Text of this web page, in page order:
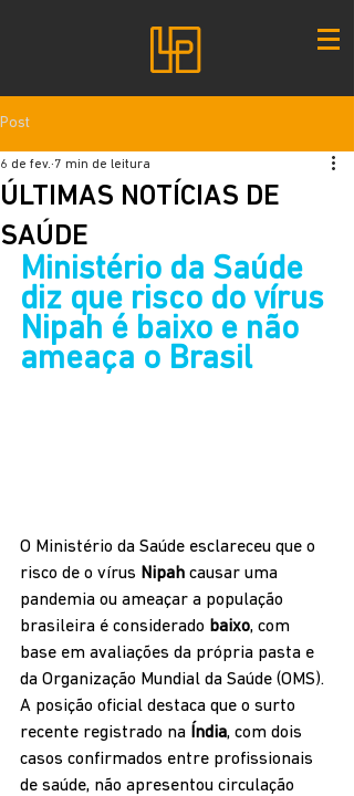
Post
ÚLTIMAS NOTÍCIAS DE
SAÚDE
6 de fev. 7 min de leitura
Ministério da Saúde
diz que risco do vírus
Nipah é baixo e não
ameaça o Brasil
O Ministério da Saúde esclareceu que o
risco de o vírus Nipah causar uma
pandemia ou ameaçar a população
brasileira é considerado baixo, com
base em avaliações da própria pasta e
da Organização Mundial da Saúde (OMS).
A posição oficial destaca que o surto
recente registrado na Índia, com dois
casos confirmados entre profissionais
de saúde, não apresentou circulação